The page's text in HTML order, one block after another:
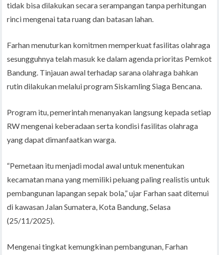
tidak bisa dilakukan secara serampangan tanpa perhitungan
rinci mengenai tata ruang dan batasan lahan.
Farhan menuturkan komitmen memperkuat fasilitas olahraga
sesungguhnya telah masuk ke dalam agenda prioritas Pemkot
Bandung. Tinjauan awal terhadap sarana olahraga bahkan
rutin dilakukan melalui program Siskamling Siaga Bencana.
Program itu, pemerintah menanyakan langsung kepada setiap
RW mengenai keberadaan serta kondisi fasilitas olahraga
yang dapat dimanfaatkan warga.
“Pemetaan itu menjadi modal awal untuk menentukan
kecamatan mana yang memiliki peluang paling realistis untuk
pembangunan lapangan sepak bola,” ujar Farhan saat ditemui
di kawasan Jalan Sumatera, Kota Bandung, Selasa
(25/11/2025).
Mengenai tingkat kemungkinan pembangunan, Farhan